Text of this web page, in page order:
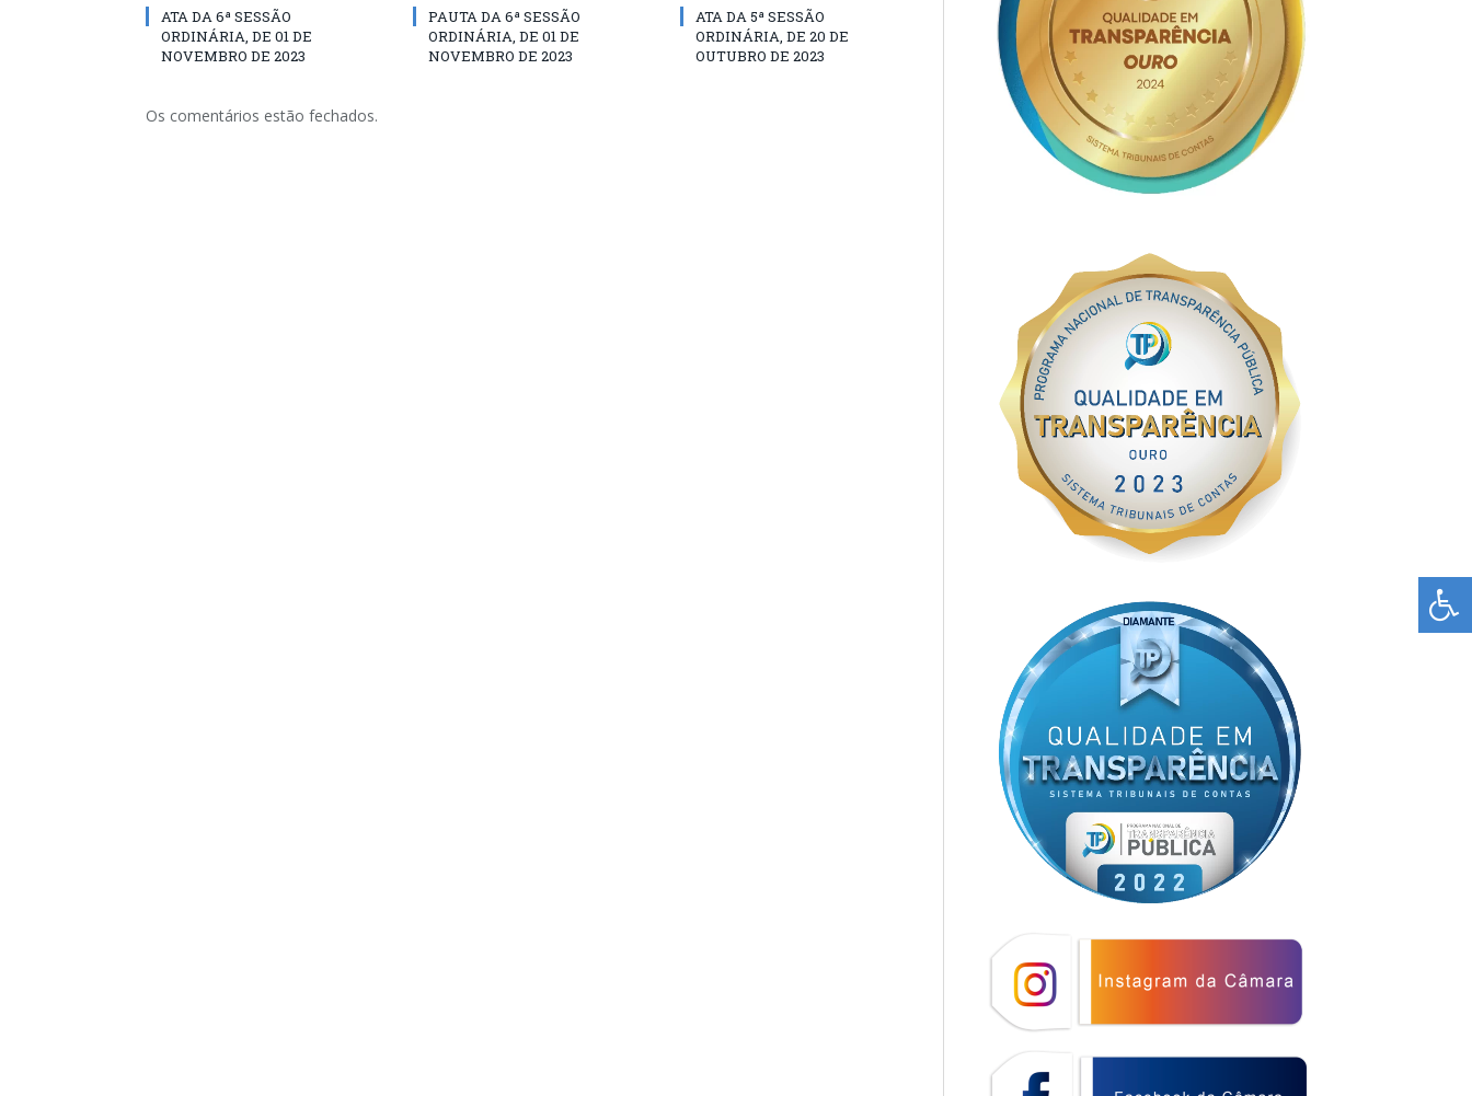
ATA DA 6ª SESSÃO
ORDINÁRIA, DE 01 DE
NOVEMBRO DE 2023
PAUTA DA 6ª SESSÃO
ORDINÁRIA, DE 01 DE
NOVEMBRO DE 2023
ATA DA 5ª SESSÃO
ORDINÁRIA, DE 20 DE
OUTUBRO DE 2023
Os comentários estão fechados.